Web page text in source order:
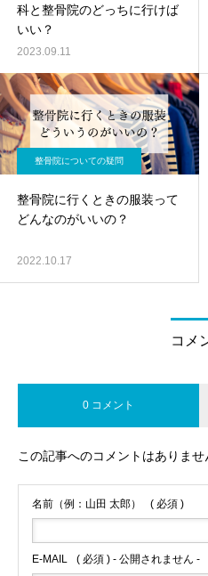
科と整骨院のどっちに行けば
いい？
2023.09.11
整骨院についての疑問
整骨院に行くときの服装って
どんなのがいいの？
2022.10.17
コメ
0 コメント
この記事へのコメントはありませ
名前（例：山田 太郎） ( 必須 )
E-MAIL ( 必須 ) - 公開されません -